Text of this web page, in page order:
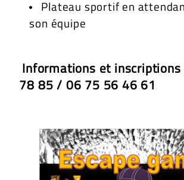
Plateau sportif en
son équipe
Informations et
78 85 / 06 75 56 46 61